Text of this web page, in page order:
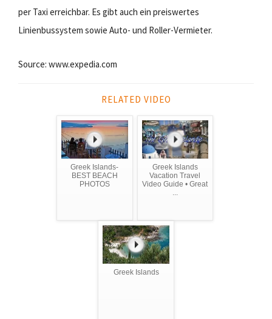
per Taxi erreichbar. Es gibt auch ein preiswertes
Linienbussystem sowie Auto- und Roller-Vermieter.
Source: www.expedia.com
RELATED VIDEO
Greek Islands-
BEST BEACH
PHOTOS
Greek Islands
Vacation Travel
Video Guide • Great
...
Greek Islands